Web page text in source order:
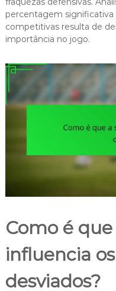
percentagem
competitivas resulta de
importância no jogo.
Como é
influencia
desviados?